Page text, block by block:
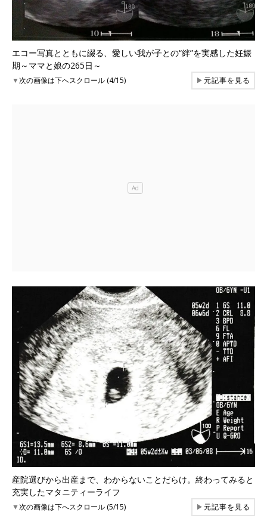
エコー写真とともに綴る、愛しい我が子との“絆”を実感した妊娠
期～ママと娘の265日～
▼次の画像は下へスクロール (4/15) ▶元記事を見る
産院選びから出産まで、わからないことだらけ。終わってみると
充実したマタニティーライフ
▼次の画像は下へスクロール (5/15) ▶元記事を見る